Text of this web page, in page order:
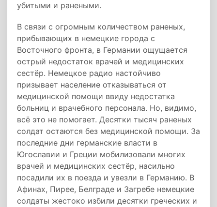
убитыми и ранеными.
В связи с огромным количеством раненых,
прибывающих в немецкие города с
Восточного фронта, в Германии ощущается
острый недостаток врачей и медицинских
сестёр. Немецкое радио настойчиво
призывает население отказываться от
медицинской помощи ввиду недостатка
больниц и врачебного персонала. Но, видимо,
всё это не помогает. Десятки тысяч раненых
солдат остаются без медицинской помощи. За
последние дни германские власти в
Югославии и Греции мобилизовали многих
врачей и медицинских сестёр, насильно
посадили их в поезда и увезли в Германию. В
Афинах, Пирее, Белграде и Загребе немецкие
солдаты жестоко избили десятки греческих и